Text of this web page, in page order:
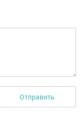
Отправить